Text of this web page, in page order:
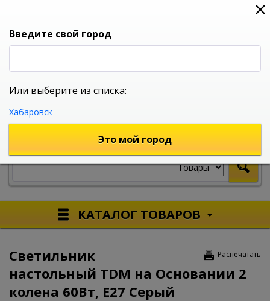
0
УНИВЕРСАЛЬНЫЙ ИНТЕРНЕТ МАГАЗИН
КАТАЛОГ ТОВАРОВ
Распечатать
Светильник
настольный TDM на Основании 2
колена 60Вт, E27 Серый
Введите свой город
Или выберите из списка:
Хабаровск
Это мой город